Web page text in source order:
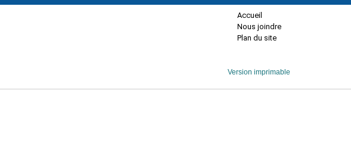
Accueil
Nous joindre
Plan du site
Version imprimable